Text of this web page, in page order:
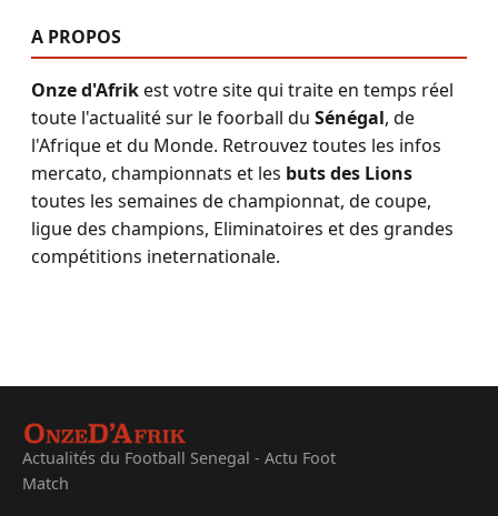
A PROPOS
Onze d'Afrikest votre site qui traite en temps réel
toute l'actualité sur le foorball du Sénégal, de
l'Afrique et du Monde. Retrouvez toutes les infos
mercato, championnats et les buts des Lions
toutes les semaines de championnat, de coupe,
ligue des champions, Eliminatoires et des grandes
compétitions ineternationale.
Actualités du Football Senegal - Actu Foot
Match